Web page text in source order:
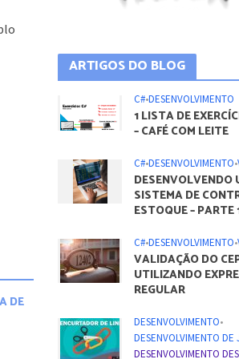
DE
ARTIGOS DO BLOG
C#•DESENVOLVIMENTO
1 LISTA DE
– CAFÉ COM LEITE
C#•DESENVOLVIMENTO•
DESENVOLVENDO
SISTEMA DE
ESTOQUE – PARTE
C#•DESENVOLVIMENTO•
VALIDAÇÃO DO
UTILIZANDO
REGULAR
DESENVOLVIMENTO•
DESENVOLVIMENTO DE
DESENVOLVIMENTO